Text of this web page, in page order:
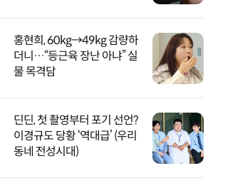
모래사장에서 비키
니입고 깍두기를?
‘베이글녀’ 한소
4억원 페라리 옆
서 비키니 자태
홍현희, 60kg→49kg 감량하
더니…“등근육 장난 아냐” 실
물 목격담
딘딘, 첫 촬영부터 포기 선언?
이경규도 당황 ‘역대급’ (우리
동네 전성시대)